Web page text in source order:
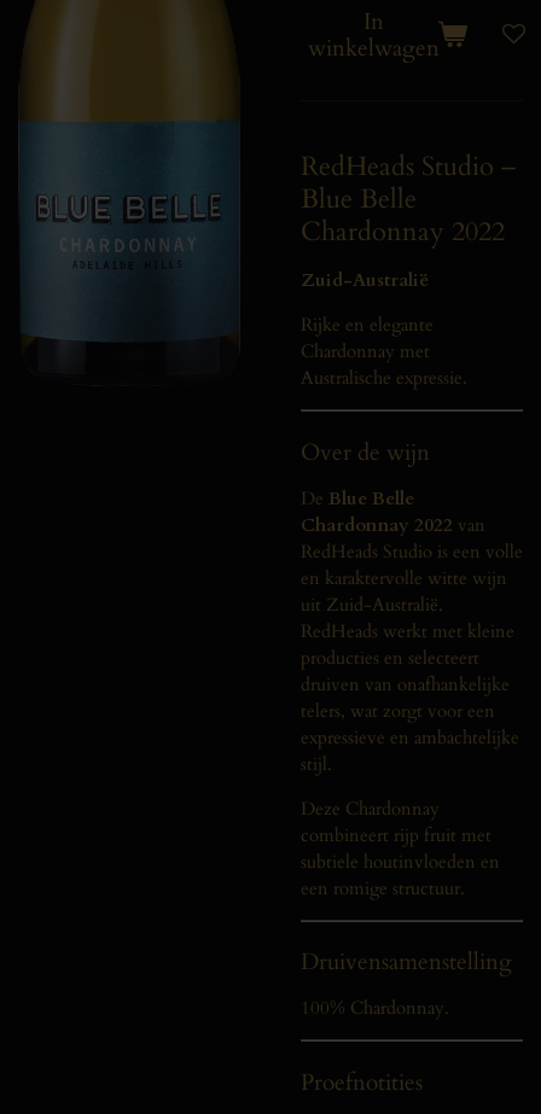
In
winkelwagen
RedHeads Studio –
Blue Belle
Chardonnay 2022
Zuid-Australië
Rijke en elegante
Chardonnay met
Australische expressie.
Over de wijn
De Blue Belle
Chardonnay 2022 van
RedHeads Studio is een volle
en karaktervolle witte wijn
uit Zuid-Australië.
RedHeads werkt met kleine
producties en selecteert
druiven van onafhankelijke
telers, wat zorgt voor een
expressieve en ambachtelijke
stijl.
Deze Chardonnay
combineert rijp fruit met
subtiele houtinvloeden en
een romige structuur.
Druivensamenstelling
100% Chardonnay.
Proefnotities